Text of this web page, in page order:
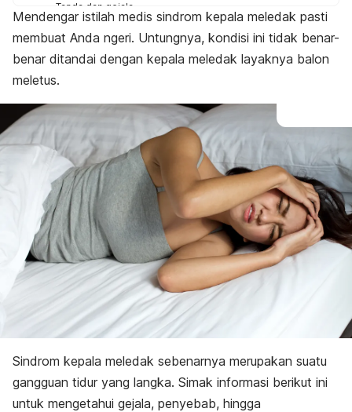
Tanda dan gejala
Penyebab
Diagnosis
Pengobatan
Mendengar istilah medis sindrom kepala meledak pasti
membuat Anda ngeri. Untungnya, kondisi ini tidak benar-
benar ditandai dengan kepala meledak layaknya balon
meletus.
Sindrom kepala meledak sebenarnya merupakan suatu
gangguan tidur yang langka. Simak informasi berikut ini
untuk mengetahui gejala, penyebab, hingga